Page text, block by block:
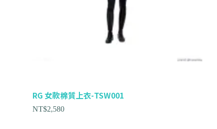
RG 女款棉質上衣-TSW001
NT$2,580